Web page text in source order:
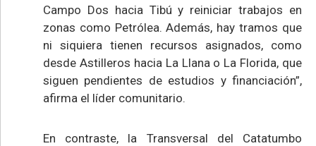
Campo Dos hacia Tibú y reiniciar trabajos en
zonas como Petrólea. Además, hay tramos que
ni siquiera tienen recursos asignados, como
desde Astilleros hacia La Llana o La Florida, que
siguen pendientes de estudios y financiación”,
afirma el líder comunitario.
En contraste, la Transversal del Catatumbo